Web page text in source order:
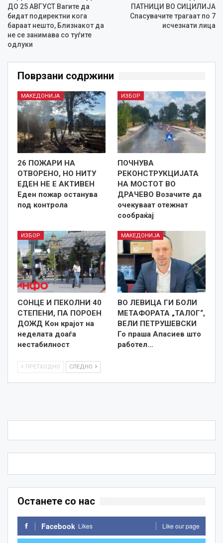
ДО 25 АВГУСТ Вагите да
бидат подиректни кога
бараат нешто, Близнакот да
не се занимава со туѓите
одлуки
ПАТНИЦИ ВО СИЦИЛИЈА
Спасувачите трагаат по 7
исчезнати лица
Поврзани содржини
МАКЕДОНИЈА
26 ПОЖАРИ НА
ОТВОРЕНО, НО НИТУ
ЕДЕН НЕ Е АКТИВЕН
Еден пожар останува
под контрола
ИЗБОР
ПОЧНУВА
РЕКОНСТРУКЦИЈАТА
НА МОСТОТ ВО
ДРАЧЕВО Возачите да
очекуваат отежнат
сообраќај
ИЗБОР
СОНЦЕ И ПЕКОЛНИ 40
СТЕПЕНИ, ПА ПОРОЕН
ДОЖД Кон крајот на
неделата доаѓа
нестабилност
МАКЕДОНИЈА
ВО ЛЕВИЦА ГИ БОЛИ
МЕТАФОРАТА „ТАЛОГ“,
ВЕЛИ ПЕТРУШЕВСКИ
Го праша Апасиев што
работел…
ПРЕТХОДНО СЛЕДНО
Останете со нас
Facebook Likes Like our page